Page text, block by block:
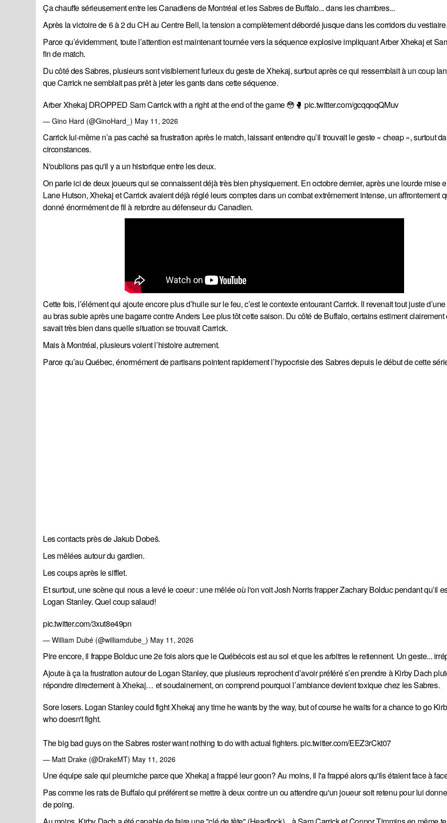
Ça chauffe sérieusement entre les Canadiens de Montréal et les Sabres de Buffalo... dans les chambres...
Après la victoire de 6 à 2 du CH au Centre Bell, la tension a complètement débordé jusque dans les corridors du
Parce qu’évidemment, toute l’attention est maintenant tournée vers la séquence explosive impliquant Arber Xhekaj et
fin de match.
Du côté des Sabres, plusieurs sont visiblement furieux du geste de Xhekaj, surtout après ce qui ressemblait à un coup
que Carrick ne semblait pas prêt à jeter les gants dans cette séquence.
Arber Xhekaj DROPPED Sam Carrick with a right at the end of the game 😳🥊pic.twitter.com/gcqqoqQMuv
— Gino Hard (@GinoHard_) May 11, 2026
Carrick lui-même n’a pas caché sa frustration après le match, laissant entendre qu’il trouvait le geste « cheap », surtout
circonstances.
N'oublions pas qu'il y a un historique entre les deux.
On parle ici de deux joueurs qui se connaissent déjà très bien physiquement. En octobre dernier, après une lourde mise
Lane Hutson, Xhekaj et Carrick avaient déjà réglé leurs comptes dans un combat extrêmement intense, un affrontement
donné énormément de fil à retordre au défenseur du Canadien.
Cette fois, l’élément qui ajoute encore plus d’huile sur le feu, c’est le contexte entourant Carrick. Il revenait tout juste
au bras subie après une bagarre contre Anders Lee plus tôt cette saison. Du côté de Buffalo, certains estiment
savait très bien dans quelle situation se trouvait Carrick.
Mais à Montréal, plusieurs voient l’histoire autrement.
Parce qu’au Québec, énormément de partisans pointent rapidement l’hypocrisie des Sabres depuis le début de cette
Les contacts près de Jakub Dobeš.
Les mêlées autour du gardien.
Les coups après le sifflet.
Et surtout, une scène qui nous a levé le coeur : une mêlée où l'on voit Josh Norris frapper Zachary Bolduc pendant qu’il
Logan Stanley. Quel coup salaud!
pic.twitter.com/3xut8e49pn
— William Dubé (@williamdube_) May 11, 2026
Pire encore, il frappe Bolduc une 2e fois alors que le Québécois est au sol et que les arbitres le retiennent. Un geste...
Ajoute à ça la frustration autour de Logan Stanley, que plusieurs reprochent d’avoir préféré s’en prendre à Kirby Dach
répondre directement à Xhekaj… et soudainement, on comprend pourquoi l’ambiance devient toxique chez les Sabres.
Sore losers. Logan Stanley could fight Xhekaj any time he wants by the way, but of course he waits for a chance to go
who doesn't fight.
The big bad guys on the Sabres roster want nothing to do with actual fighters.pic.twitter.com/EEZ3rCkt07
— Matt Drake (@DrakeMT) May 11, 2026
Une équipe sale qui pleurniche parce que Xhekaj a frappé leur goon? Au moins, il l'a frappé alors qu'ils étaient face à
Pas comme les rats de Buffalo qui préférent se mettre à deux contre un ou attendre qu'un joueur soit retenu pour lui
de poing.